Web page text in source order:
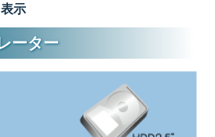
示
ーター